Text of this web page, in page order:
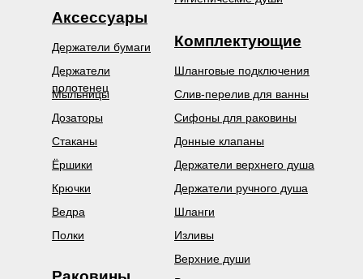
Аксессуары
Держатели бумаги
Держатели
полотенец
Мыльницы
Комплектующие
Шланговые подключения
Слив-перелив для ванны
Сифоны для раковины
Донные клапаны
Дозаторы
Держатели верхнего душа
Стаканы
Ёршики
Крючки
Ведра
Полки
Держатели ручного душа
Шланги
Изливы
Верхние души